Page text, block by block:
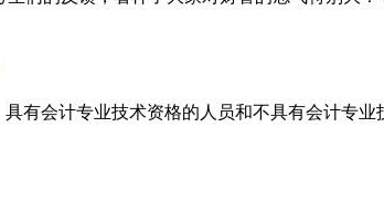
有会计专业技术资格的人员和不具有会计专